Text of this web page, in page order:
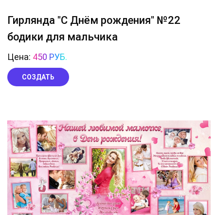
Гирлянда "С Днём рождения" №22
бодики для мальчика
Цена: 450 РУБ.
СОЗДАТЬ